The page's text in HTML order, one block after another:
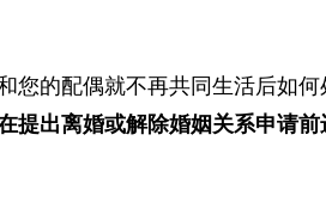
您的配偶就不再共同生活后如
提出离婚或解除婚姻关系申请前